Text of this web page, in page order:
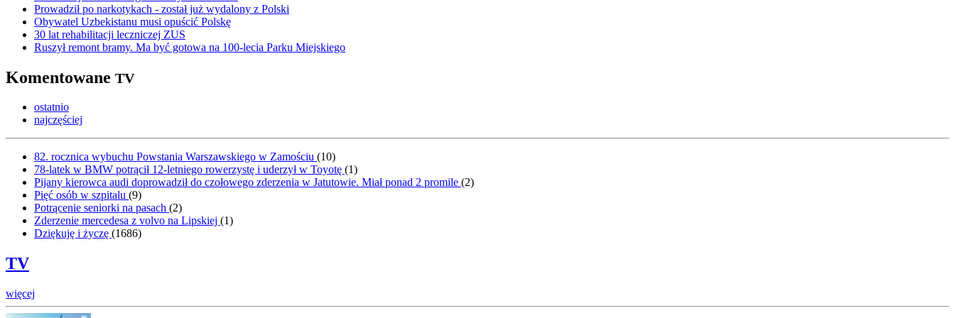
Prowadził po narkotykach - został już wydalony z Polski
Obywatel Uzbekistanu musi opuścić Polskę
30 lat rehabilitacji leczniczej ZUS
Ruszył remont bramy. Ma być gotowa na 100-lecia Parku Miejskiego
Komentowane TV
ostatnio
najczęściej
82. rocznica wybuchu Powstania Warszawskiego w Zamościu (10)
78-latek w BMW potrącił 12-letniego rowerzystę i uderzył w Toyotę (1)
Pijany kierowca audi doprowadził do czołowego zderzenia w Jatutowie. Miał ponad 2 promile (2)
Pięć osób w szpitalu (9)
Potrącenie seniorki na pasach (2)
Zderzenie mercedesa z volvo na Lipskiej (1)
Dziękuję i życzę (1686)
TV
więcej